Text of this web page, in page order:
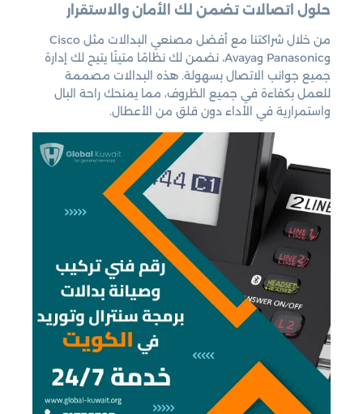
حلول اتصالات تضمن لك الأمان والاستقرار
من خلال شراكتنا مع أفضل مصنعي البدالات مثل Cisco
وPanasonic وAvaya، نضمن لك نظامًا متينًا يتيح لك إدارة
جميع جوانب الاتصال بسهولة. هذه البدالات مصممة
للعمل بكفاءة في جميع الظروف، مما يمنحك راحة البال
واستمرارية في الأداء دون قلق من الأعطال.